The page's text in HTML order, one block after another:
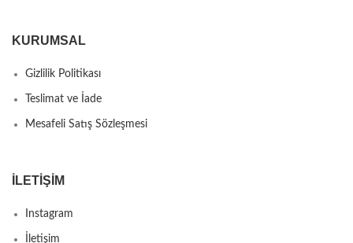
KURUMSAL
Gizlilik Politikası
Teslimat ve İade
Mesafeli Satış Sözleşmesi
İLETIŞIM
Instagram
İletişim